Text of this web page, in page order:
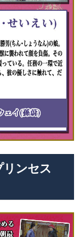
リンセス